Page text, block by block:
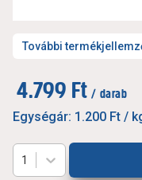
További
4.799 Ft / darab
Egységár: 1.200 Ft /
1